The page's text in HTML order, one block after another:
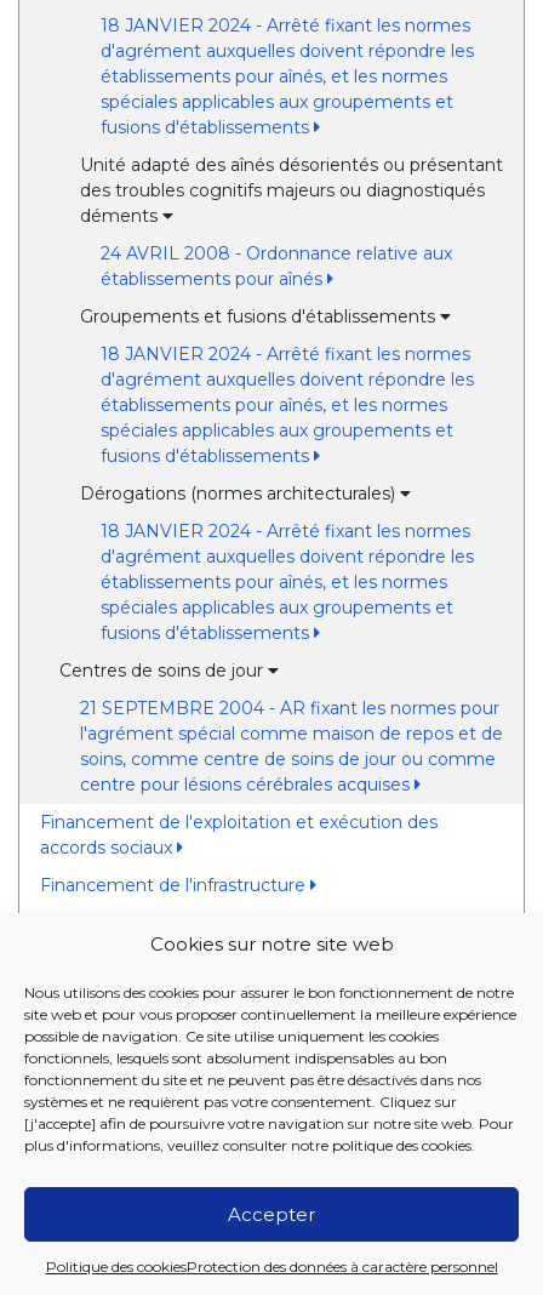
Cookies sur notre site web
Nous utilisons des cookies pour assurer le bon fonctionnement de notre
site web et pour vous proposer continuellement la meilleure expérience
possible de navigation. Ce site utilise uniquement les cookies
fonctionnels, lesquels sont absolument indispensables au bon
fonctionnement du site et ne peuvent pas être désactivés dans nos
systèmes et ne requièrent pas votre consentement. Cliquez sur
[j'accepte] afin de poursuivre votre navigation sur notre site web. Pour
plus d'informations, veuillez consulter notre politique des cookies.
Accepter
Politique des cookiesProtection des données à caractère personnel
18 JANVIER 2024 - Arrêté fixant les normes
d'agrément auxquelles doivent répondre les
établissements pour aînés, et les normes
spéciales applicables aux groupements et
fusions d'établissements
Unité adapté des aînés désorientés ou présentant
des troubles cognitifs majeurs ou diagnostiqués
déments
24 AVRIL 2008 - Ordonnance relative aux
établissements pour aînés
Groupements et fusions d'établissements
18 JANVIER 2024 - Arrêté fixant les normes
d'agrément auxquelles doivent répondre les
établissements pour aînés, et les normes
spéciales applicables aux groupements et
fusions d'établissements
Dérogations (normes architecturales)
18 JANVIER 2024 - Arrêté fixant les normes
d'agrément auxquelles doivent répondre les
établissements pour aînés, et les normes
spéciales applicables aux groupements et
fusions d'établissements
Centres de soins de jour
21 SEPTEMBRE 2004 - AR fixant les normes pour
l'agrément spécial comme maison de repos et de
soins, comme centre de soins de jour ou comme
centre pour lésions cérébrales acquises
Financement de l'exploitation et exécution des
accords sociaux
Financement de l'infrastructure
UNITÉ ADAPTÉ DES AÎNÉS
DÉSORIENTÉS OU
PRÉSENTANT DES TROUBLES
COGNITIFS MAJEURS OU
DIAGNOSTIQUÉS DÉMENTS
2026 Iriscare